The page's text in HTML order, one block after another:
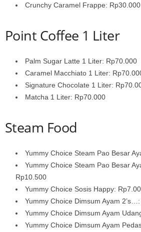
Crunchy Caramel Frappe: Rp30.000
Point Coffee 1 Liter
Palm Sugar Latte 1 Liter: Rp70.000
Caramel Macchiato 1 Liter:
Signature Chocolate 1 Liter:
Matcha 1 Liter: Rp70.000
Steam Food
Yummy Choice Steam Pao Besar
Yummy Choice Steam Pao Besar
Rp10.500
Yummy Choice Sosis Happy:
Yummy Choice Dimsum Ayam
Yummy Choice Dimsum Ayam
Yummy Choice Dimsum Ayam